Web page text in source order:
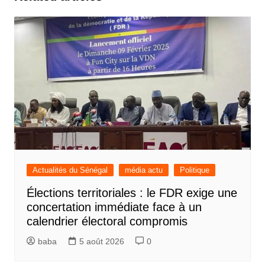
Actualités du Sénégal média actu Politique
Élections territoriales : le FDR exige une
concertation immédiate face à un
calendrier électoral compromis
baba 5 août 2026 0